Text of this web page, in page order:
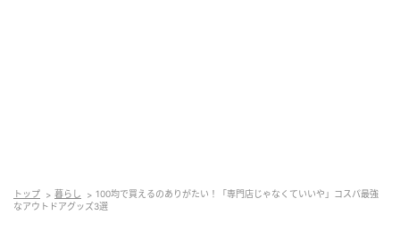
トップ 暮らし
100均で買えるのありがたい！「専門店じゃなくていいや」コスパ最強
なアウトドアグッズ3選